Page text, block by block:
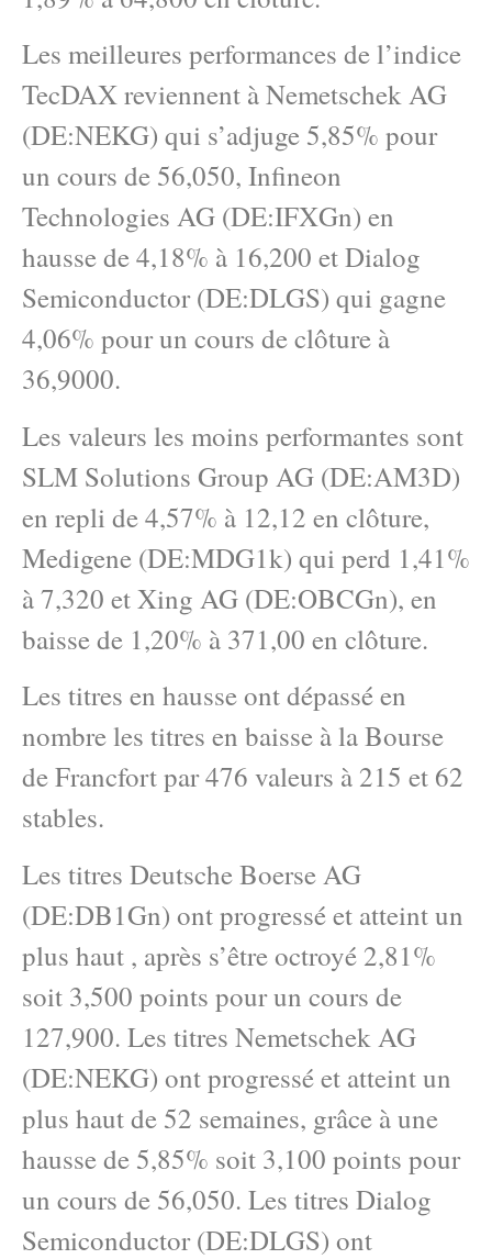
Les meilleures performances de l’indice
TecDAX reviennent à Nemetschek AG
(DE:NEKG) qui s’adjuge 5,85% pour
un cours de 56,050, Infineon
Technologies AG (DE:IFXGn) en
hausse de 4,18% à 16,200 et Dialog
Semiconductor (DE:DLGS) qui gagne
4,06% pour un cours de clôture à
36,9000.
Les valeurs les moins performantes sont
SLM Solutions Group AG (DE:AM3D)
en repli de 4,57% à 12,12 en clôture,
Medigene (DE:MDG1k) qui perd 1,41%
à 7,320 et Xing AG (DE:OBCGn), en
baisse de 1,20% à 371,00 en clôture.
Les titres en hausse ont dépassé en
nombre les titres en baisse à la Bourse
de Francfort par 476 valeurs à 215 et 62
stables.
Les titres Deutsche Boerse AG
(DE:DB1Gn) ont progressé et atteint un
plus haut , après s’être octroyé 2,81%
soit 3,500 points pour un cours de
127,900. Les titres Nemetschek AG
(DE:NEKG) ont progressé et atteint un
plus haut de 52 semaines, grâce à une
hausse de 5,85% soit 3,100 points pour
un cours de 56,050. Les titres Dialog
Semiconductor (DE:DLGS) ont